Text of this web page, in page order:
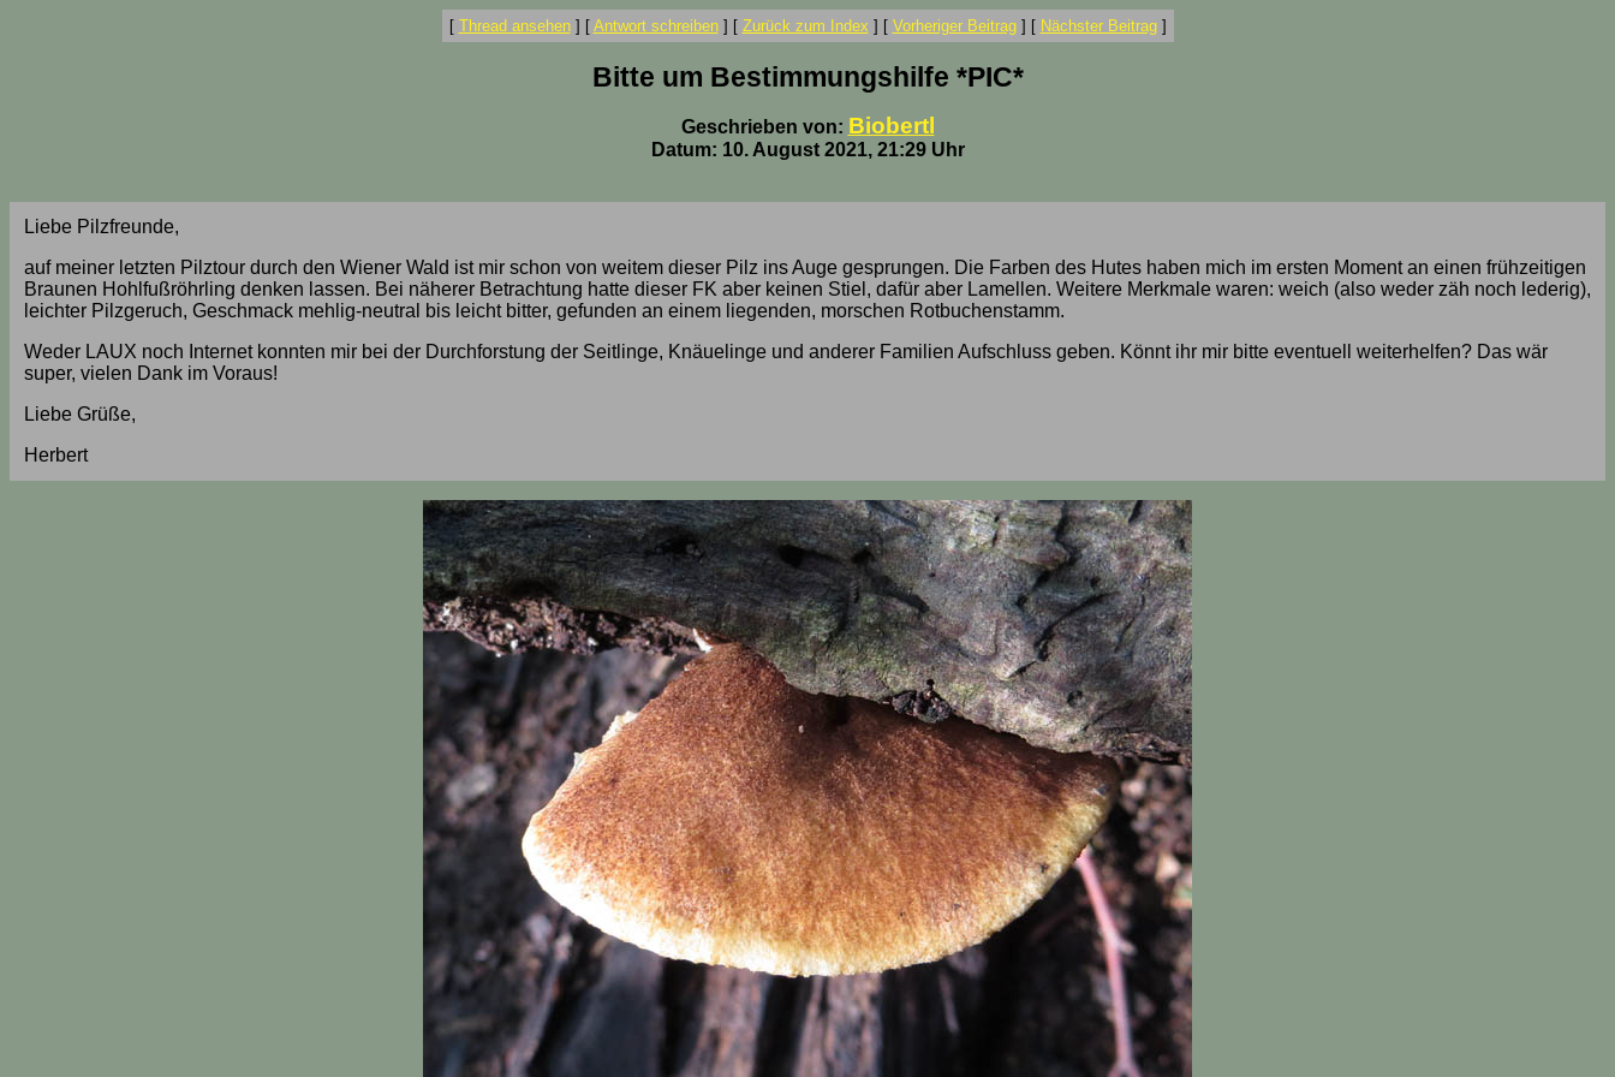
[ Thread ansehen] [ Antwort schreiben] [ Zurück zum Index ] [ Vorheriger Beitrag] [ Nächster Beitrag]
Bitte um Bestimmungshilfe *PIC*
Geschrieben von: Biobertl
Datum: 10. August 2021, 21:29 Uhr
Liebe Pilzfreunde,
auf meiner letzten Pilztour durch den Wiener Wald ist mir schon von weitem dieser Pilz ins Auge gesprungen. Die Farben des Hutes haben mich im ersten Moment an einen frühzeitigen
Braunen Hohlfußröhrling denken lassen. Bei näherer Betrachtung hatte dieser FK aber keinen Stiel, dafür aber Lamellen. Weitere Merkmale waren: weich (also weder zäh noch lederig),
leichter Pilzgeruch, Geschmack mehlig-neutral bis leicht bitter, gefunden an einem liegenden, morschen Rotbuchenstamm.
Weder LAUX noch Internet konnten mir bei der Durchforstung der Seitlinge, Knäuelinge und anderer Familien Aufschluss geben. Könnt ihr mir bitte eventuell weiterhelfen? Das wär
super, vielen Dank im Voraus!
Liebe Grüße,
Herbert